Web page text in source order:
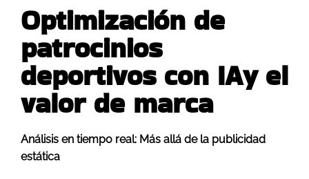
Optimización de
patrocinios
deportivos con IAy el
valor de marca
Análisis en tiempo real: Más allá de la publicidad
estática